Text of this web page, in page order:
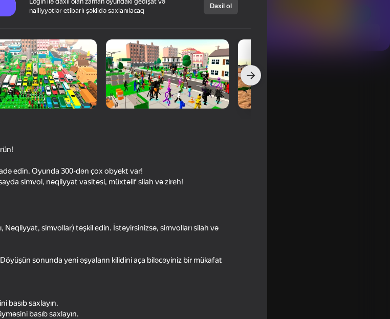
74
nailiyyətlər etibarlı şəkildə saxlanılacaq
Daxil ol
edin. Oyunda 300-dən çox obyekt var!
simvol, nəqliyyat vasitəsi, müxtəlif silah və zireh!
Nəqliyyat, simvollar) təşkil edin. İstəyirsinizsə, simvolları silah və
sonunda yeni əşyaların kilidini aça biləcəyiniz bir mükafat
basıb saxlayın.
basıb saxlayın.